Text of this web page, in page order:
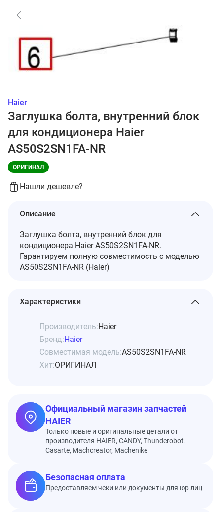
Haier
Заглушка болта, внутренний блок
для кондиционера Haier
AS50S2SN1FA-NR
ОРИГИНАЛ
Нашли дешевле?
Описание
Заглушка болта, внутренний блок для
кондиционера Haier AS50S2SN1FA-NR.
Гарантируем полную совместимость с моделью
AS50S2SN1FA-NR (Haier)
Характеристики
Производитель:Haier
Бренд:Haier
Совместимая модель:AS50S2SN1FA-NR
Хит:ОРИГИНАЛ
Официальный магазин запчастей
HAIER
Только новые и оригинальные детали от
производителя HAIER, CANDY, Thunderobot,
Casarte, Machcreator, Machenike
Безопасная оплата
Предоставляем чеки или документы для юр лиц